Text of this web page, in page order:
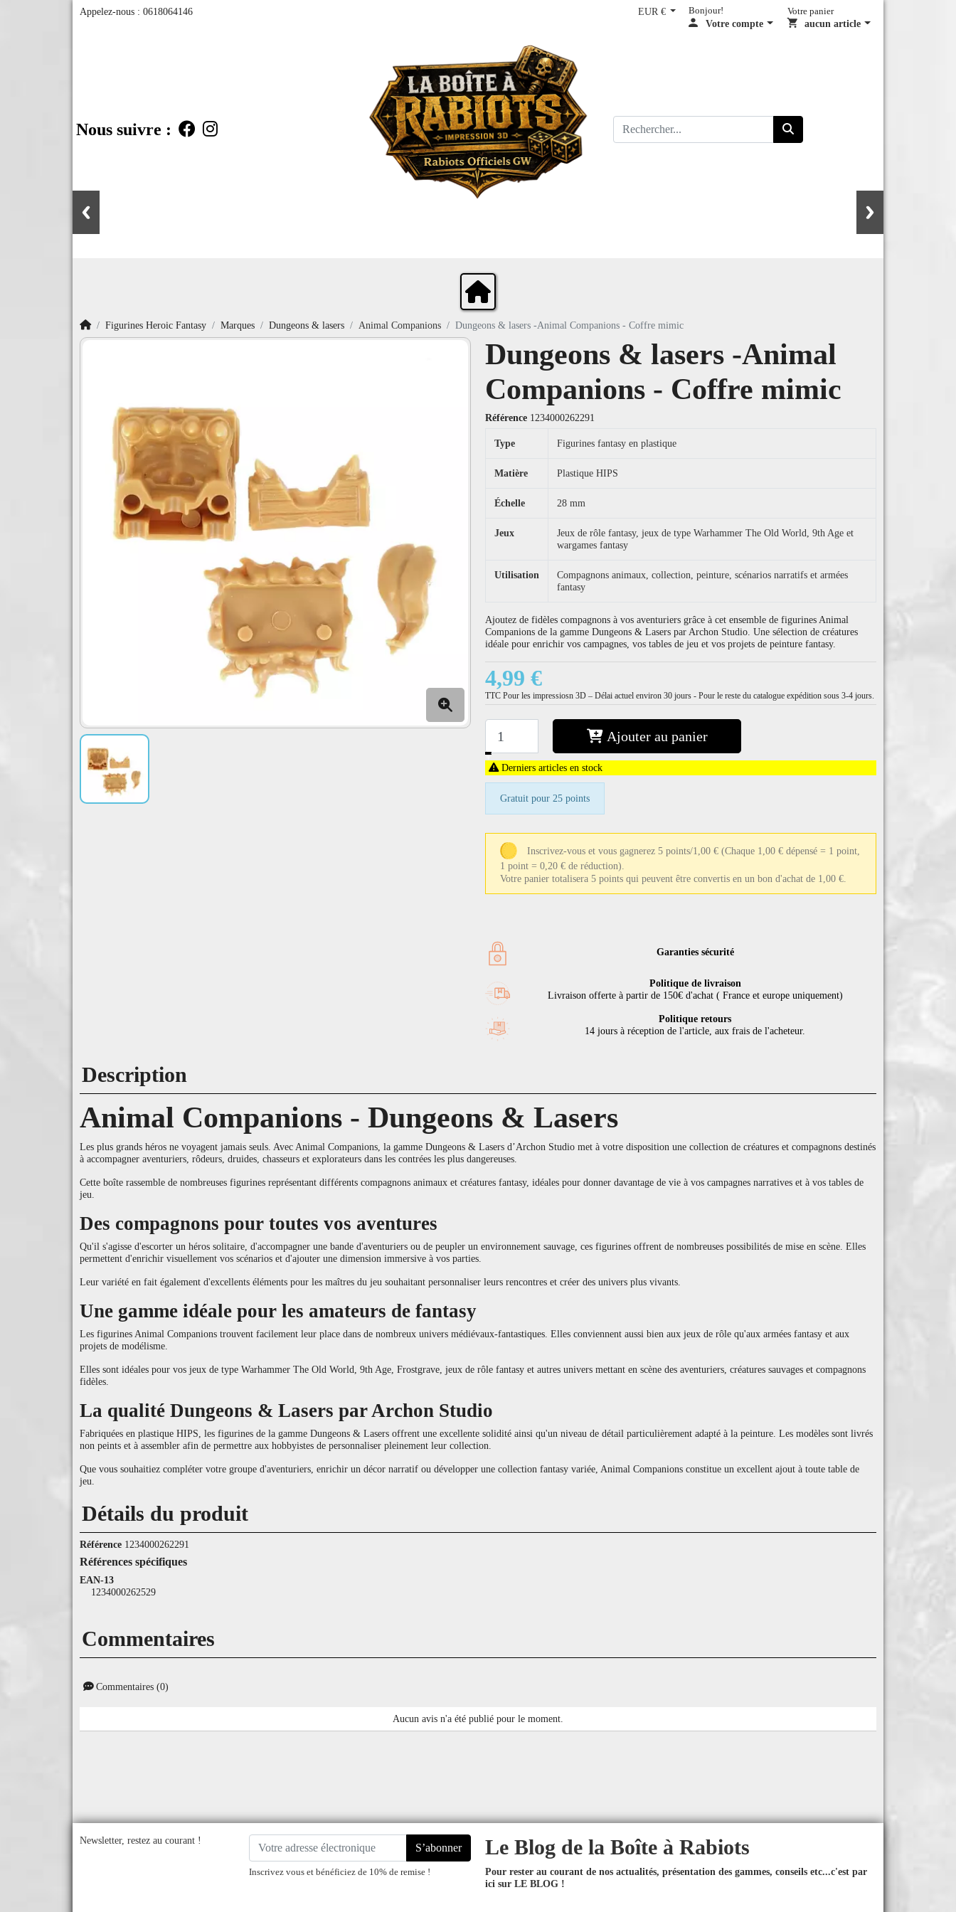
Appelez-nous : 0618064146 EUR € Bonjour!
Votre compte
Votre panier
aucun article
Nous suivre :
AccueilFigurines Heroic Fantasy Marques Dungeons & lasers Animal Companions Dungeons & lasers -Animal Companions - Coffre mimic
Dungeons & lasers -Animal
Companions - Coffre mimic
Référence 1234000262291
Type Figurines fantasy en plastique
Matière Plastique HIPS
Échelle 28 mm
Jeux
Jeux de rôle fantasy, jeux de type Warhammer The Old World, 9th Age et
wargames fantasy
Utilisation
Compagnons animaux, collection, peinture, scénarios narratifs et armées
fantasy
Ajoutez de fidèles compagnons à vos aventuriers grâce à cet ensemble de figurines Animal
Companions de la gamme Dungeons & Lasers par Archon Studio. Une sélection de créatures
idéale pour enrichir vos campagnes, vos tables de jeu et vos projets de peinture fantasy.
4,99 €
TTC Pour les impressiosn 3D – Délai actuel environ 30 jours - Pour le reste du catalogue expédition sous 3-4 jours.
+
−
Ajouter au panier
Derniers articles en stock
Gratuit pour 25 points
Inscrivez-vous et vous gagnerez 5 points/1,00 € (Chaque 1,00 € dépensé = 1 point,
1 point = 0,20 € de réduction).
Votre panier totalisera 5 points qui peuvent être convertis en un bon d'achat de 1,00 €.
Garanties sécurité
Politique de livraison
Livraison offerte à partir de 150€ d'achat ( France et europe uniquement)
Politique retours
14 jours à réception de l'article, aux frais de l'acheteur.
Description
Animal Companions - Dungeons & Lasers
Les plus grands héros ne voyagent jamais seuls. Avec Animal Companions, la gamme Dungeons & Lasers d’Archon Studio met à votre disposition une collection de créatures et compagnons destinés
à accompagner aventuriers, rôdeurs, druides, chasseurs et explorateurs dans les contrées les plus dangereuses.
Cette boîte rassemble de nombreuses figurines représentant différents compagnons animaux et créatures fantasy, idéales pour donner davantage de vie à vos campagnes narratives et à vos tables de
jeu.
Des compagnons pour toutes vos aventures
Qu'il s'agisse d'escorter un héros solitaire, d'accompagner une bande d'aventuriers ou de peupler un environnement sauvage, ces figurines offrent de nombreuses possibilités de mise en scène. Elles
permettent d'enrichir visuellement vos scénarios et d'ajouter une dimension immersive à vos parties.
Leur variété en fait également d'excellents éléments pour les maîtres du jeu souhaitant personnaliser leurs rencontres et créer des univers plus vivants.
Une gamme idéale pour les amateurs de fantasy
Les figurines Animal Companions trouvent facilement leur place dans de nombreux univers médiévaux-fantastiques. Elles conviennent aussi bien aux jeux de rôle qu'aux armées fantasy et aux
projets de modélisme.
Elles sont idéales pour vos jeux de type Warhammer The Old World, 9th Age, Frostgrave, jeux de rôle fantasy et autres univers mettant en scène des aventuriers, créatures sauvages et compagnons
fidèles.
La qualité Dungeons & Lasers par Archon Studio
Fabriquées en plastique HIPS, les figurines de la gamme Dungeons & Lasers offrent une excellente solidité ainsi qu'un niveau de détail particulièrement adapté à la peinture. Les modèles sont livrés
non peints et à assembler afin de permettre aux hobbyistes de personnaliser pleinement leur collection.
Que vous souhaitiez compléter votre groupe d'aventuriers, enrichir un décor narratif ou développer une collection fantasy variée, Animal Companions constitue un excellent ajout à toute table de
jeu.
Détails du produit
Référence 1234000262291
Références spécifiques
EAN-13
1234000262529
Commentaires
Commentaires (0)
Aucun avis n'a été publié pour le moment.
Newsletter, restez au courant !
S’abonner
Inscrivez vous et bénéficiez de 10% de remise !
Le Blog de la Boîte à Rabiots
Pour rester au courant de nos actualités, présentation des gammes, conseils etc...c'est par
ici sur LE BLOG !